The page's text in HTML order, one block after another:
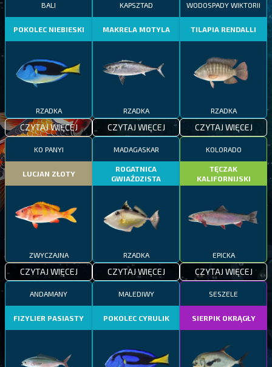
BALI
POKOLEC NIEBIESKI
RZADKA
CZYTAJ WIĘCEJ
KAPSZTAD
MAKRELA MOTYLA
RZADKA
CZYTAJ WIĘCEJ
WODOSPADY WIKTORII
TILAPIA RENDALLI
RZADKA
CZYTAJ WIĘCEJ
KO PANYI
LUCJAN ZŁOTY
ZWYCZAJNA
CZYTAJ WIĘCEJ
MADAGASKAR
ROGATNICA
GWIAŹDZISTA
RZADKA
CZYTAJ WIĘCEJ
KOLORADO
TĘCZAK
KALIFORNIJSKI
EPICKA
CZYTAJ WIĘCEJ
ANDAMANY
FIZYLIER PASIASTY
MALEDIWY
POKOLEC CYRULIK
SESZELE
SIERPIK OKRĄGŁY